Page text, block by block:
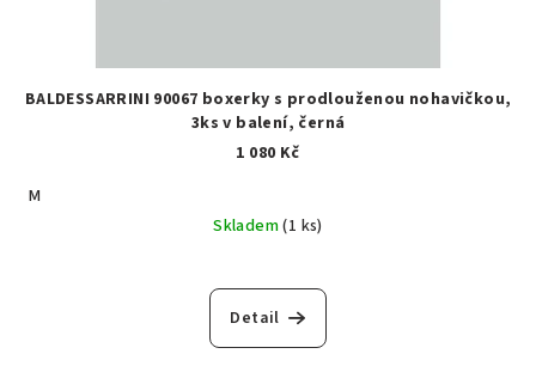
BALDESSARRINI 90067 boxerky s prodlouženou nohavičkou,
3ks v balení, černá
1 080 Kč
M
Skladem(1 ks)
Detail